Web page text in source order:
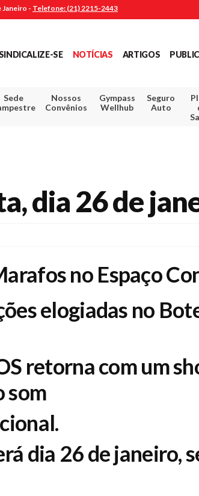
Janeiro - Telefone: (21) 2215-2443
SE NOTÍCIAS ARTIGOS
Sede
Nossos
Convênios
Gympass
Wellhub
Seguro
Auto
dia 26 de
no Espaço
elogiadas no
retorna com um
som
dia 26 de janeiro,